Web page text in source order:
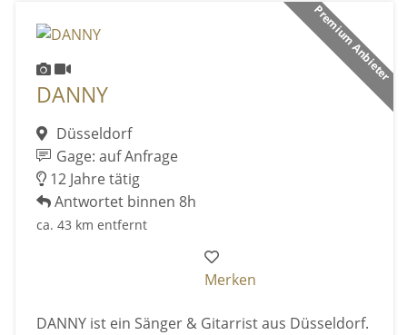
Premium Anbieter
DANNY
Düsseldorf
Gage: auf Anfrage
12 Jahre tätig
Antwortet binnen 8h
ca. 43 km entfernt
Merken
DANNY ist ein Sänger & Gitarrist aus Düsseldorf.